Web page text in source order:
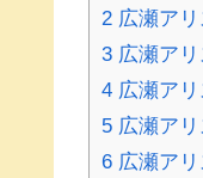
2 広瀬ア
3 広瀬ア
4 広瀬ア
5 広瀬ア
6 広瀬ア